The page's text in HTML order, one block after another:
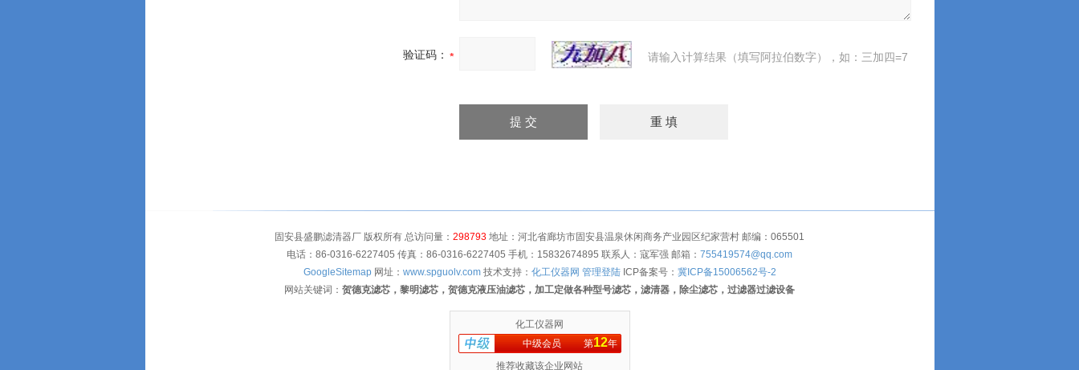
验证码： 请输入计算结果（填写阿拉伯数字），如：三加四=7
固安县盛鹏滤清器厂 版权所有 总访问量： 298793 地址：河北省廊坊市固安县温泉休闲商务产业园区纪家营村 邮编：065501
电话：86-0316-6227405 传真：86-0316-6227405 手机：15832674895 联系人：寇军强 邮箱： 755419574@qq.com
GoogleSitemap网址： www.spguolv.com技术支持： 化工仪器网 管理登陆ICP备案号： 冀ICP备15006562号-2
网站关键词： 贺德克滤芯，黎明滤芯，贺德克液压油滤芯，加工定做各种型号滤芯，滤清器，除尘滤芯，过滤器过滤设备
化工仪器网
中级会员
第12年
推荐收藏该企业网站